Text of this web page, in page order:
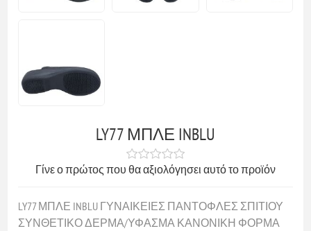
LY77 ΜΠΛΕ INBLU
Γίνε ο πρώτος που θα αξιολόγησει αυτό το προϊόν
LY77 ΜΠΛΕ INBLU ΓΥΝΑΙΚΕΙΕΣ ΠΑΝΤΟΦΛΕΣ ΣΠΙΤΙΟΥ
ΣΥΝΘΕΤΙΚΟ ΔΕΡΜΑ/ΥΦΑΣΜΑ ΚΑΝΟΝΙΚΗ ΦΟΡΜΑ